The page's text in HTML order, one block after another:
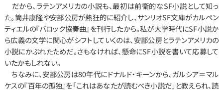
だから、ラテンアメリカの小説も、最初は前衛的なSF小説として知っ
た。筒井康隆や安部公房が熱狂的に紹介し、サンリオSF文庫がカルペン
ティエルの『バロック協奏曲』を刊行したから。私が大学時代にSF小説か
ら広義の文学に関心がシフトしていくのは、安部公房とラテンアメリカの
小説にかぶれたためだ。さもなければ、懸命にSF小説を書いて応募して
いたかもしれない。
ちなみに、安部公房は80年代にドナルド・キーンから、ガルシア＝マル
ケスの『百年の孤独』を「これはあなたが読むべき小説だ」と教えられ、読